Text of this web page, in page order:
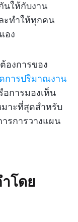
นให้กับงาน
ะทำให้ทุกคน
อง
องการของ
การปริมาณงาน
การมองเห็น
าะที่สุดสำหรับ
รการวางแผน
โดย